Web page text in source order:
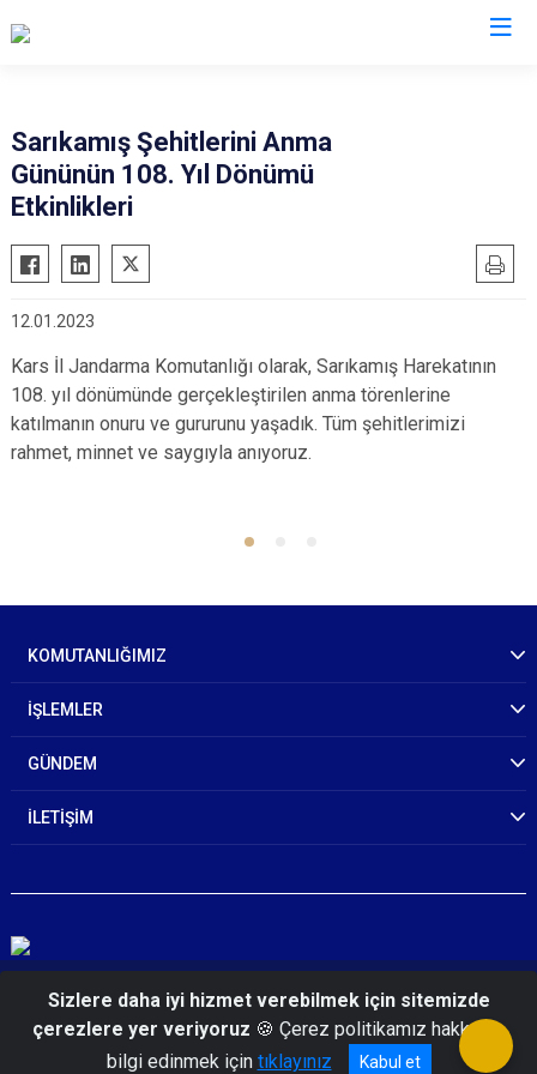
Sarıkamış Şehitlerini Anma
Gününün 108. Yıl Dönümü
Etkinlikleri
12.01.2023
Kars İl Jandarma Komutanlığı olarak, Sarıkamış Harekatının
108. yıl dönümünde gerçekleştirilen anma törenlerine
katılmanın onuru ve gururunu yaşadık. Tüm şehitlerimizi
rahmet, minnet ve saygıyla anıyoruz.
KOMUTANLIĞIMIZ
İŞLEMLER
GÜNDEM
İLETİŞİM
© 2026 Kars İl Jandarma Komutanlığı
Sizlere daha iyi hizmet verebilmek için sitemizde
çerezlere yer veriyoruz 🍪 Çerez politikamız hakkında
bilgi edinmek için tıklayınız Kabul et